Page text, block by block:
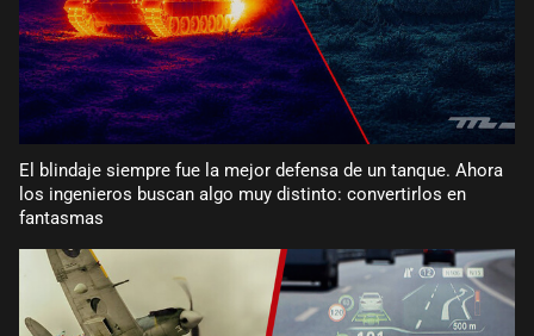
El blindaje siempre fue la mejor defensa de un tanque. Ahora
los ingenieros buscan algo muy distinto: convertirlos en
fantasmas